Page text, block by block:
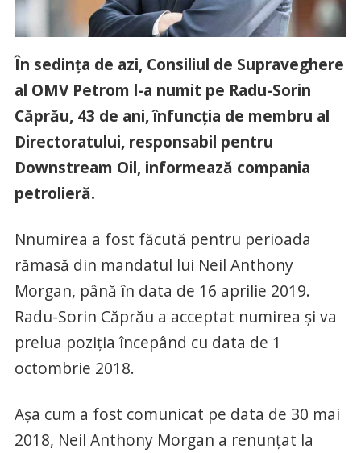
În sedința de azi, Consiliul de Supraveghere
al OMV Petrom l-a numit pe Radu-Sorin
Căprău, 43 de ani, înfuncția de membru al
Directoratului, responsabil pentru
Downstream Oil, informează compania
petrolieră.
Nnumirea a fost făcută pentru perioada
rămasă din mandatul lui Neil Anthony
Morgan, până în data de 16 aprilie 2019.
Radu-Sorin Căprău a acceptat numirea și va
prelua poziția începând cu data de 1
octombrie 2018.
Așa cum a fost comunicat pe data de 30 mai
2018, Neil Anthony Morgan a renunțat la